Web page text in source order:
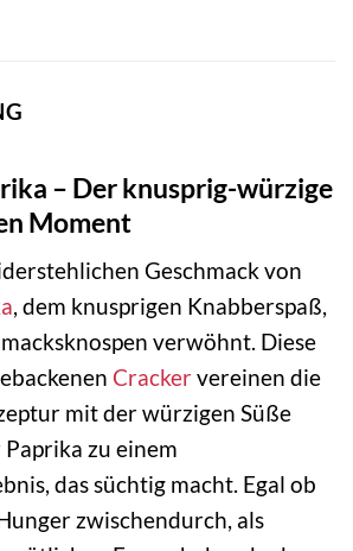
– Der knusprig-würzige
Moment
Geschmack von
, dem knusprigen Knabberspaß,
verwöhnt. Diese
Crackervereinen die
mit der würzigen Süße
zu einem
das süchtig macht. Egal ob
zwischendurch, als